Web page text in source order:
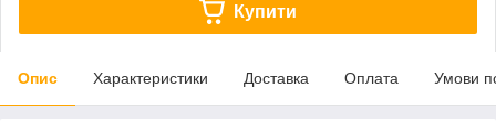
Купити
Опис Характеристики Доставка Оплата Умови